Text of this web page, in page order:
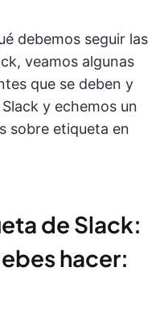
debemos seguir las
veamos algunas
que se deben y
y echemos un
sobre etiqueta en
de Slack:
hacer: